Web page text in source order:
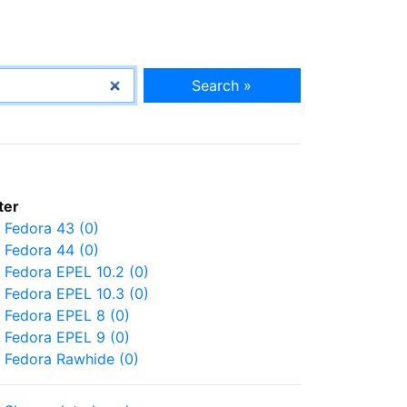
Search »
Fedora 43 (0)
Fedora 44 (0)
Fedora EPEL 10.2 (0)
Fedora EPEL 10.3 (0)
Fedora EPEL 8 (0)
Fedora EPEL 9 (0)
Fedora Rawhide (0)